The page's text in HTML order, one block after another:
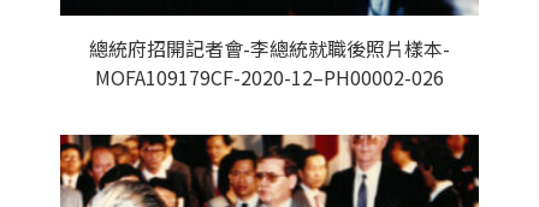
總統府招開記者會-李總統就職後照片樣本-
MOFA109179CF-2020-12–PH00002-026